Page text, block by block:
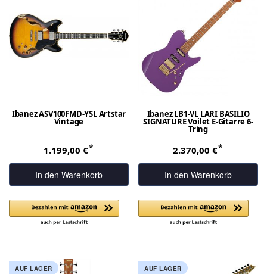
Ibanez ASV100FMD-YSL Artstar
Vintage
1.199,00 €*
In den Warenkorb
Ibanez LB1-VL LARI BASILIO
SIGNATURE Voilet E-Gitarre 6-
Tring
2.370,00 €*
In den Warenkorb
AUF LAGER AUF LAGER